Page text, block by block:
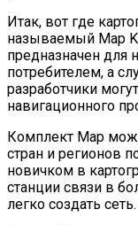
Итак, вот где
называемый Map
предназначен для
потребителем, а
разработчики
навигационного
Комплект Map
стран и регионов
новичком в
станции связи в
легко создать сеть.